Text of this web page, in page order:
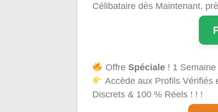
Célibataire dès Maintenant,
Offre Spéciale! 1 Semaine
Accède aux Profils Vérifiés
Discrets & 100 % Réels ! ! !